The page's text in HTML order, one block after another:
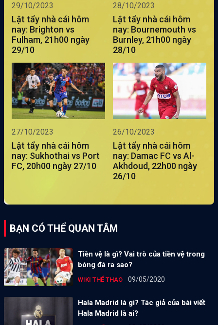
29/10/2023
Lật tẩy nhà cái hôm
nay: Brighton vs
Fulham, 21h00 ngày
29/10
28/10/2023
Lật tẩy nhà cái hôm
nay: Bournemouth vs
Burnley, 21h00 ngày
28/10
27/10/2023
Lật tẩy nhà cái hôm
nay: Sukhothai vs Port
FC, 20h00 ngày 27/10
26/10/2023
Lật tẩy nhà cái hôm
nay: Damac FC vs Al-
Akhdoud, 22h00 ngày
26/10
BẠN CÓ THỂ QUAN TÂM
Tiền vệ là gì? Vai trò của tiền vệ trong
bóng đá ra sao?
WIKI THỂ THAO 09/05/2020
Hala Madrid là gì? Tác giả của bài viết
Hala Madrid là ai?